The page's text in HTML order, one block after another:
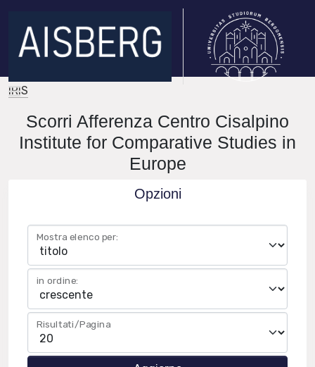
IRIS
Scorri Afferenza Centro Cisalpino
Institute for Comparative Studies in
Europe
Opzioni
Mostra elenco per:
in ordine:
Risultati/Pagina